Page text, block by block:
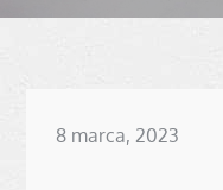
Posted
8 marca, 2023